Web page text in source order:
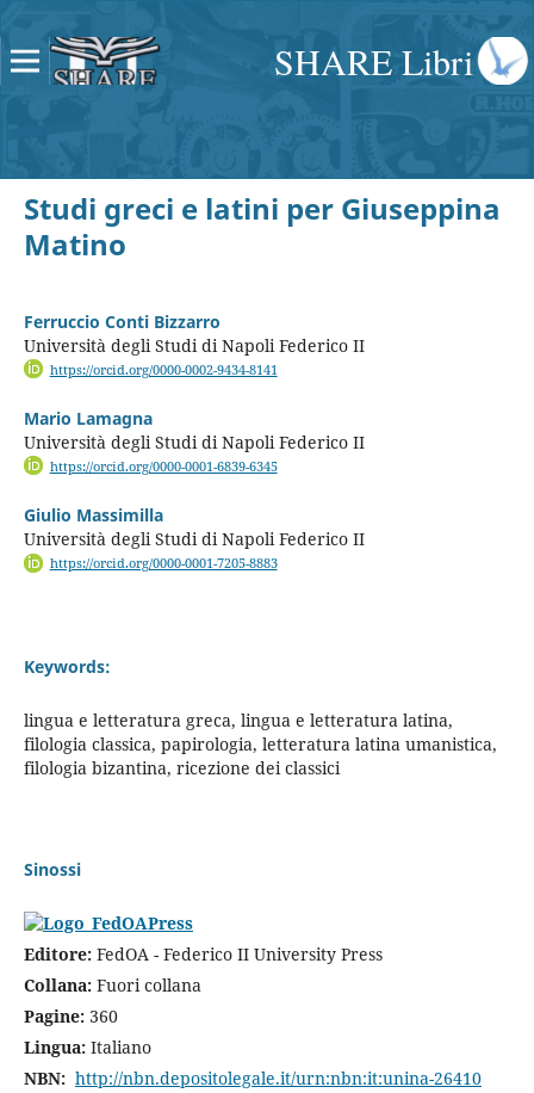
SHARE Libri
Studi greci e latini per Giuseppina
Matino
Ferruccio Conti Bizzarro
Università degli Studi di Napoli Federico II
https://orcid.org/0000-0002-9434-8141
Mario Lamagna
Università degli Studi di Napoli Federico II
https://orcid.org/0000-0001-6839-6345
Giulio Massimilla
Università degli Studi di Napoli Federico II
https://orcid.org/0000-0001-7205-8883
Keywords:
lingua e letteratura greca, lingua e letteratura latina,
filologia classica, papirologia, letteratura latina umanistica,
filologia bizantina, ricezione dei classici
Sinossi
Editore:FedOA - Federico II University Press
Collana: Fuori collana
Pagine:360
Lingua:Italiano
NBN: http://nbn.depositolegale.it/urn:nbn:it:unina-26410